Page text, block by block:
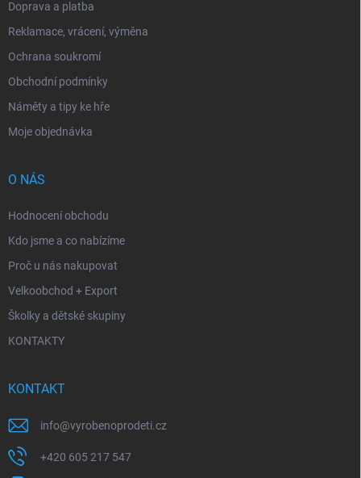
Doprava a platba
Reklamace, vrácení, výměna
Ochrana soukromí
Obchodní podmínky
Náměty a tipy ke hře
Moje objednávka
O NÁS
Hodnocení obchodu
Kdo jsme a co nabízíme
Proč u nás nakupovat
Velkoobchod + Export
Školky a dětské skupiny
KONTAKTY
KONTAKT
info@vyrobenoprodeti.cz
+420 605 217 547